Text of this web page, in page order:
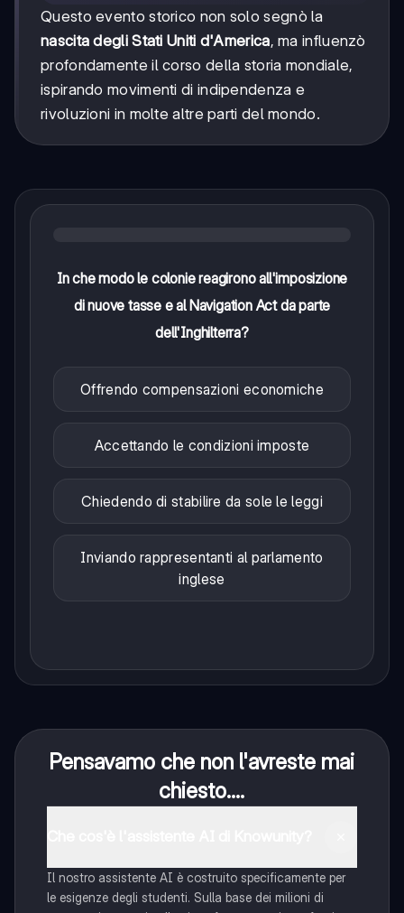
Questo evento storico non solo segnò la
nascita degli Stati Uniti d'America, ma influenzò
profondamente il corso della storia mondiale,
ispirando movimenti di indipendenza e
rivoluzioni in molte altre parti del mondo.
In che modo le colonie reagirono all'imposizione
di nuove tasse e al Navigation Act da parte
dell'Inghilterra?
Offrendo compensazioni economiche
Accettando le condizioni imposte
Chiedendo di stabilire da sole le leggi
Inviando rappresentanti al parlamento
inglese
Pensavamo che non l'avreste mai
chiesto....
Il nostro assistente AI è costruito specificamente per
le esigenze degli studenti. Sulla base dei milioni di